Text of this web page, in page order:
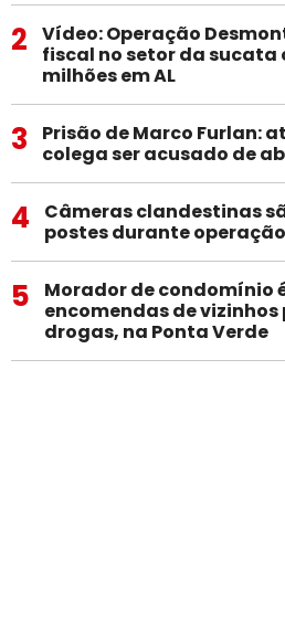
2
Vídeo: Operação
fiscal no setor da sucata
milhões em AL
3
Prisão de Marco Furlan:
colega ser acusado de
4
Câmeras clandestinas
postes durante
5
Morador de condomínio
encomendas de
drogas, na Ponta Verde